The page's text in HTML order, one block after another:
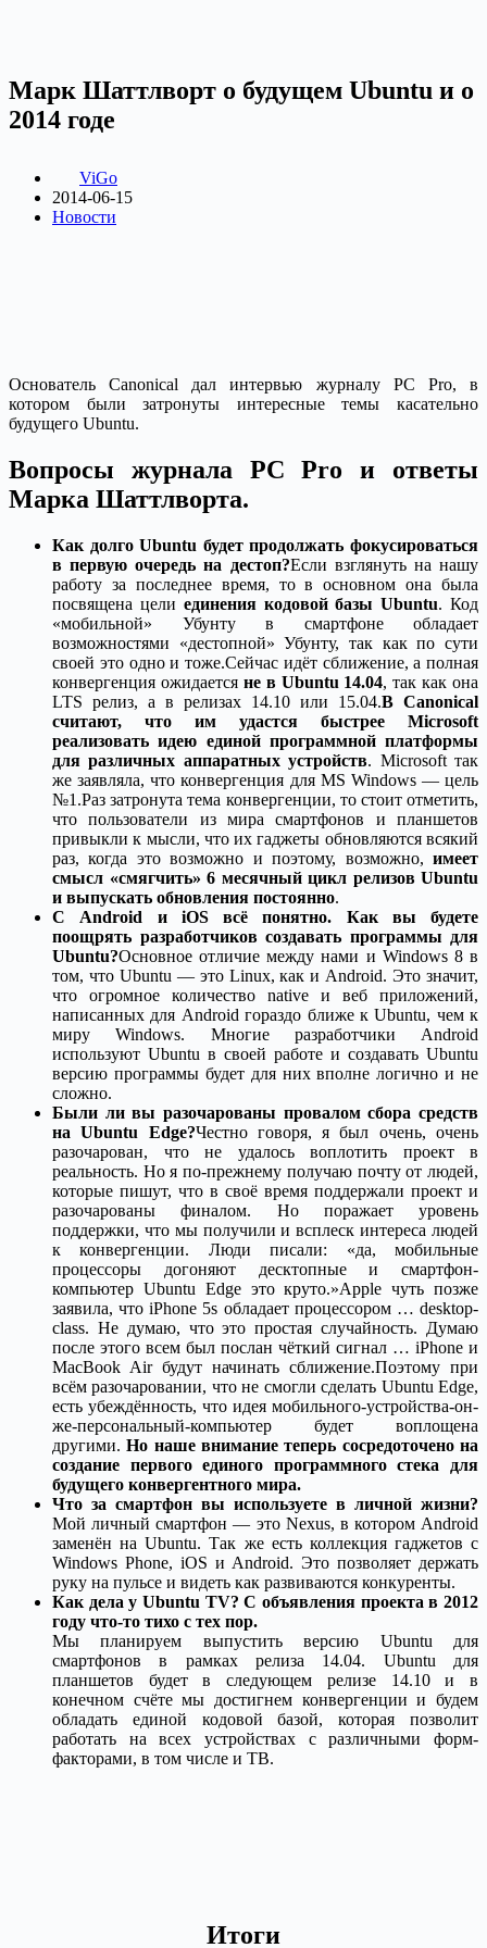
Марк Шаттлворт о будущем Ubuntu и о
2014 годе
ViGo
2014-06-15
Новости
Основатель Canonical дал интервью журналу PC Pro, в
котором были затронуты интересные темы касательно
будущего Ubuntu.
Вопросы журнала PC Pro и ответы
Марка Шаттлворта.
Как долго Ubuntu будет продолжать фокусироваться
в первую очередь на дестоп?Если взглянуть на нашу
работу за последнее время, то в основном она была
посвящена цели единения кодовой базы Ubuntu. Код
«мобильной» Убунту в смартфоне обладает
возможностями «дестопной» Убунту, так как по сути
своей это одно и тоже.Сейчас идёт сближение, а полная
конвергенция ожидается не в Ubuntu 14.04, так как она
LTS релиз, а в релизах 14.10 или 15.04.В Canonical
считают, что им удастся быстрее Microsoft
реализовать идею единой программной платформы
для различных аппаратных устройств. Microsoft так
же заявляла, что конвергенция для MS Windows — цель
№1.Раз затронута тема конвергенции, то стоит отметить,
что пользователи из мира смартфонов и планшетов
привыкли к мысли, что их гаджеты обновляются всякий
раз, когда это возможно и поэтому, возможно, имеет
смысл «смягчить» 6 месячный цикл релизов Ubuntu
и выпускать обновления постоянно.
С Android и iOS всё понятно. Как вы будете
поощрять разработчиков создавать программы для
Ubuntu?Основное отличие между нами и Windows 8 в
том, что Ubuntu — это Linux, как и Android. Это значит,
что огромное количество native и веб приложений,
написанных для Android гораздо ближе к Ubuntu, чем к
миру Windows. Многие разработчики Android
используют Ubuntu в своей работе и создавать Ubuntu
версию программы будет для них вполне логично и не
сложно.
Были ли вы разочарованы провалом сбора средств
на Ubuntu Edge?Честно говоря, я был очень, очень
разочарован, что не удалось воплотить проект в
реальность. Но я по-прежнему получаю почту от людей,
которые пишут, что в своё время поддержали проект и
разочарованы финалом. Но поражает уровень
поддержки, что мы получили и всплеск интереса людей
к конвергенции. Люди писали: «да, мобильные
процессоры догоняют десктопные и смартфон-
компьютер Ubuntu Edge это круто.»Apple чуть позже
заявила, что iPhone 5s обладает процессором … desktop-
class. Не думаю, что это простая случайность. Думаю
после этого всем был послан чёткий сигнал … iPhone и
MacBook Air будут начинать сближение.Поэтому при
всём разочаровании, что не смогли сделать Ubuntu Edge,
есть убеждённость, что идея мобильного-устройства-он-
же-персональный-компьютер будет воплощена
другими.Но наше внимание теперь сосредоточено на
создание первого единого программного стека для
будущего конвергентного мира.
Что за смартфон вы используете в личной жизни?
Мой личный смартфон — это Nexus, в котором Android
заменён на Ubuntu. Так же есть коллекция гаджетов с
Windows Phone, iOS и Android. Это позволяет держать
руку на пульсе и видеть как развиваются конкуренты.
Как дела у Ubuntu TV? С объявления проекта в 2012
году что-то тихо с тех пор.
Мы планируем выпустить версию Ubuntu для
смартфонов в рамках релиза 14.04. Ubuntu для
планшетов будет в следующем релизе 14.10 и в
конечном счёте мы достигнем конвергенции и будем
обладать единой кодовой базой, которая позволит
работать на всех устройствах с различными форм-
факторами, в том числе и ТВ.
Итоги